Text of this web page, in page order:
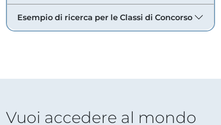
Esempio di ricerca per le Classi di Concorso
Vuoi accedere al mondo